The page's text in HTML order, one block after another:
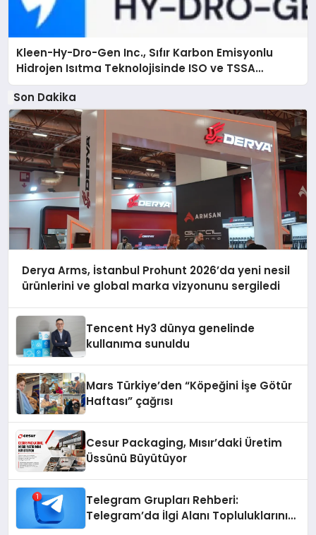
Kleen-Hy-Dro-Gen Inc., Sıfır Karbon Emisyonlu
Hidrojen Isıtma Teknolojisinde ISO ve TSSA
Düzenleyici Onaylarını Aldı
Son Dakika
Derya Arms, İstanbul Prohunt 2026’da yeni nesil
ürünlerini ve global marka vizyonunu sergiledi
Tencent Hy3 dünya genelinde
kullanıma sunuldu
Mars Türkiye’den “Köpeğini İşe Götür
Haftası” çağrısı
Cesur Packaging, Mısır’daki Üretim
Üssünü Büyütüyor
Telegram Grupları Rehberi:
Telegram’da İlgi Alanı Topluluklarını